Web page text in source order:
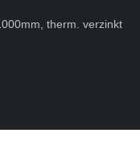
therm. verzinkt